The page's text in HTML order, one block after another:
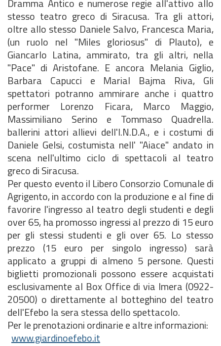
Dramma Antico e numerose regie all'attivo allo
stesso teatro greco di Siracusa. Tra gli attori,
oltre allo stesso Daniele Salvo, Francesca Maria,
(un ruolo nel "Miles gloriosus" di Plauto), e
Giancarlo Latina, ammirato, tra gli altri, nella
"Pace" di Aristofane. E ancora Melania Giglio,
Barbara Capucci e Marial Bajma Riva, Gli
spettatori potranno ammirare anche i quattro
performer Lorenzo Ficara, Marco Maggio,
Massimiliano Serino e Tommaso Quadrella.
ballerini attori allievi dell'I.N.D.A., e i costumi di
Daniele Gelsi, costumista nell' "Aiace" andato in
scena nell'ultimo ciclo di spettacoli al teatro
greco di Siracusa.
Per questo evento il Libero Consorzio Comunale di
Agrigento, in accordo con la produzione e al fine di
favorire l'ingresso al teatro degli studenti e degli
over 65, ha promosso ingressi al prezzo di 15 euro
per gli stessi studenti e gli over 65. Lo stesso
prezzo (15 euro per singolo ingresso) sarà
applicato a gruppi di almeno 5 persone. Questi
biglietti promozionali possono essere acquistati
esclusivamente al Box Office di via Imera (0922-
20500) o direttamente al botteghino del teatro
dell'Efebo la sera stessa dello spettacolo.
Per le prenotazioni ordinarie e altre informazioni:
www.giardinoefebo.it